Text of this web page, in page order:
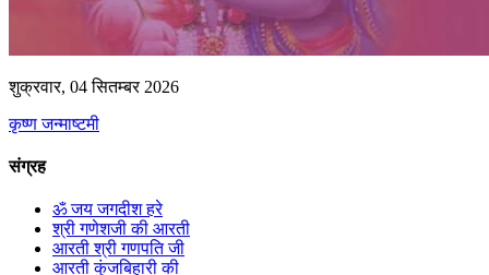
शुक्रवार, 04 सितम्बर 2026
कृष्ण जन्माष्टमी
संग्रह
ॐ जय जगदीश हरे
श्री गणेशजी की आरती
आरती श्री गणपति जी
आरती कुंजबिहारी की